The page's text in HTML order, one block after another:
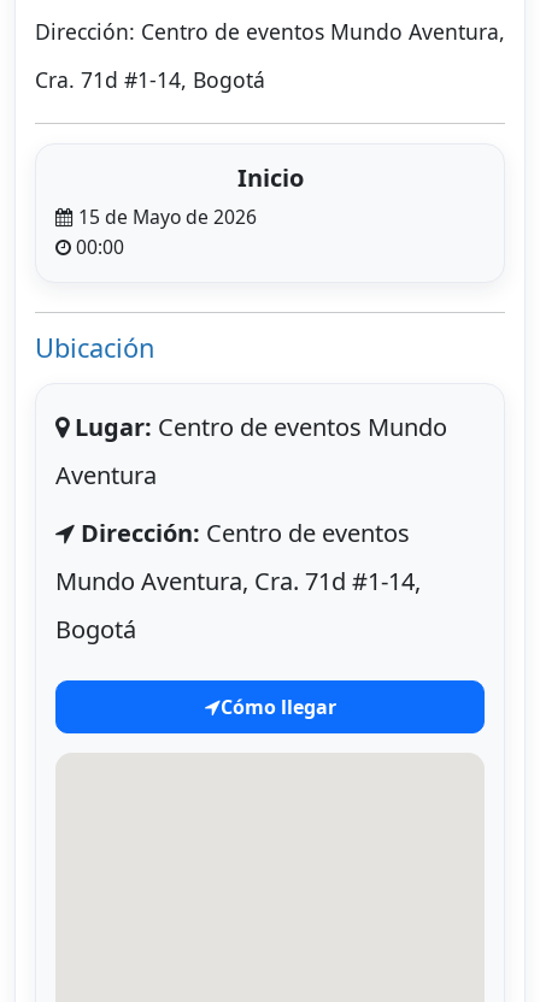
Dirección: Centro de eventos Mundo Aventura,
Cra. 71d #1-14, Bogotá
Inicio
15 de Mayo de 2026
00:00
Ubicación
Lugar: Centro de eventos Mundo
Aventura
Dirección: Centro de eventos
Mundo Aventura, Cra. 71d #1-14,
Bogotá
Cómo llegar